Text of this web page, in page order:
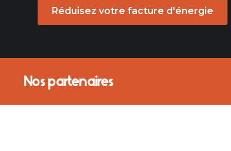
Réduisez votre facture d'énergie
Nos partenaires